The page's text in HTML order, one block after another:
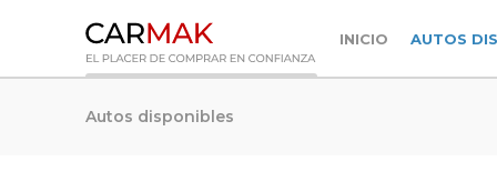
INICIO AUTOS
Autos disponibles